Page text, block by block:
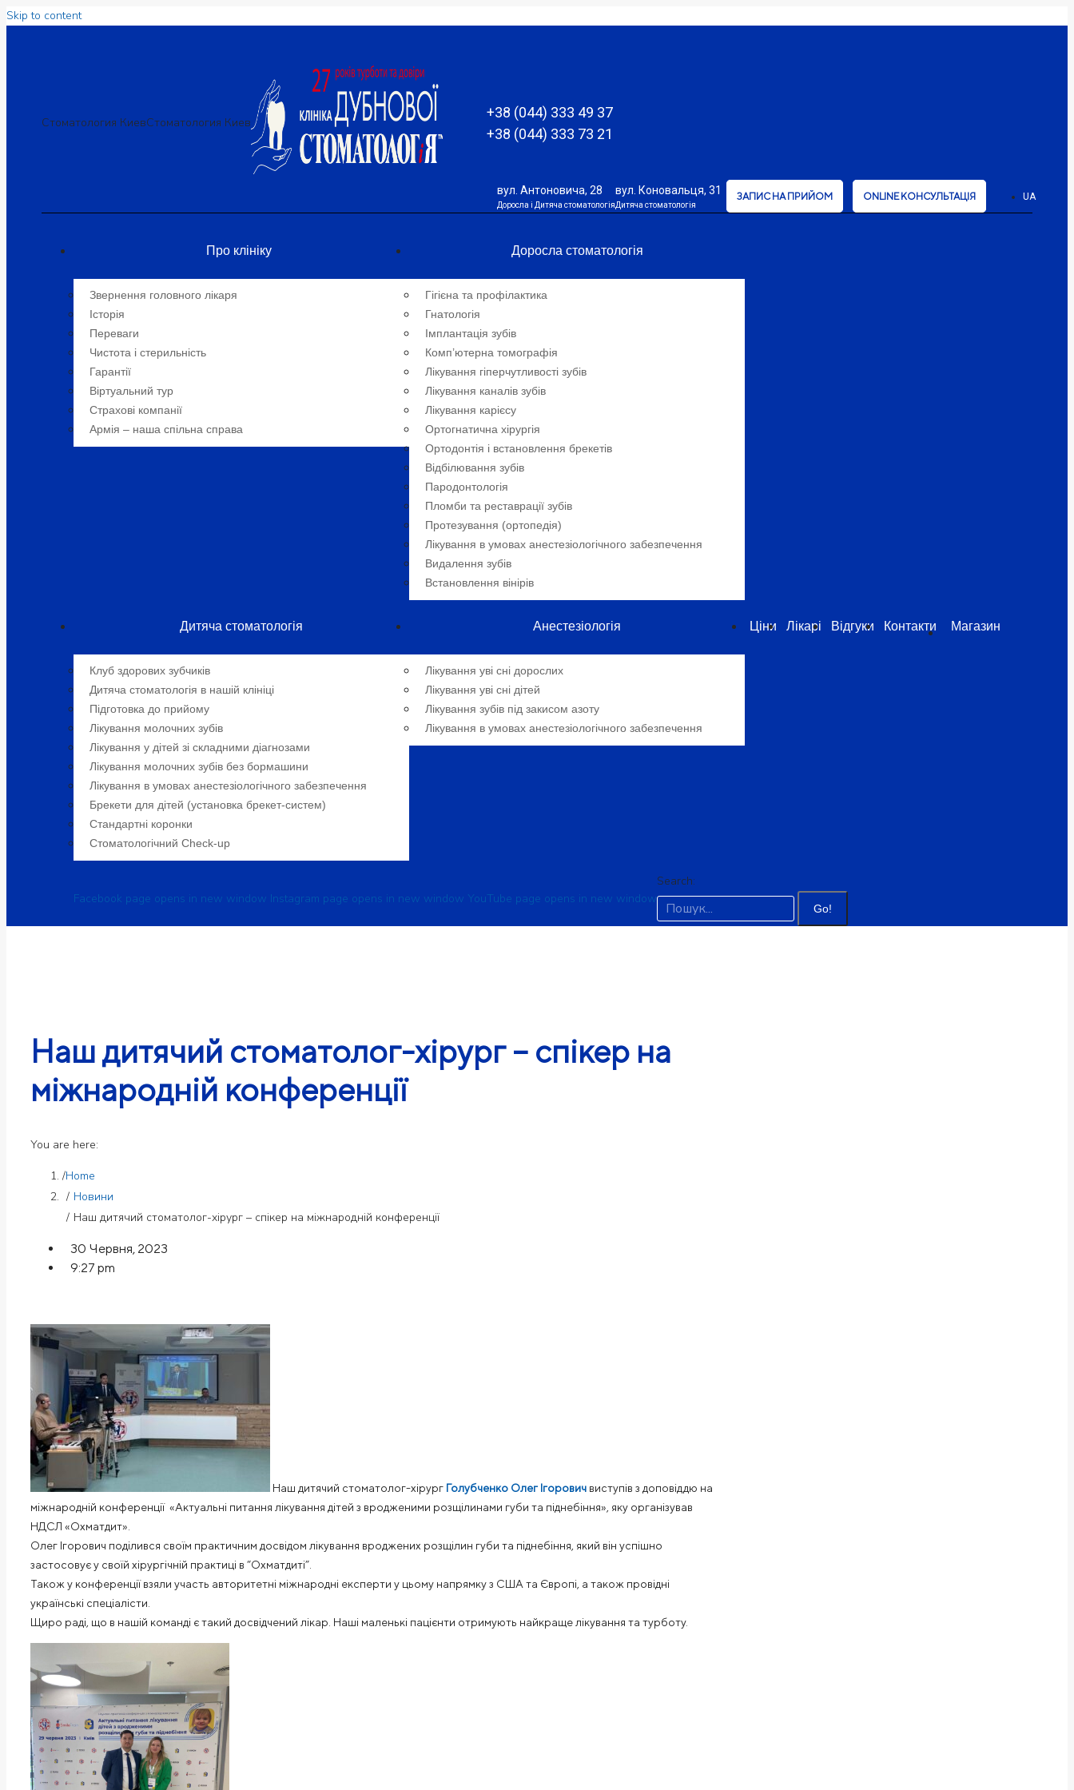
Skip to content
Стоматология КиевСтоматология Киев
+38 (044) 333 49 37
+38 (044) 333 73 21
вул. Антоновича, 28
Доросла і Дитяча стоматологія
вул. Коновальця, 31
Дитяча стоматологія
ЗАПИС НА ПРИЙОМ ONLINE КОНСУЛЬТАЦІЯ UA
Про клініку
Звернення головного лікаря
Історія
Переваги
Чистота і стерильність
Гарантії
Віртуальний тур
Страхові компанії
Армія – наша спільна справа
Доросла стоматологія
Гігієна та профілактика
Гнатологія
Імплантація зубів
Комп’ютерна томографія
Лікування гіперчутливості зубів
Лікування каналів зубів
Лікування карієсу
Ортогнатична хірургія
Ортодонтія і встановлення брекетів
Відбілювання зубів
Пародонтологія
Пломби та реставрації зубів
Протезування (ортопедія)
Лікування в умовах анестезіологічного забезпечення
Видалення зубів
Встановлення вінірів
Дитяча стоматологія
Клуб здорових зубчиків
Дитяча стоматологія в нашій клініці
Підготовка до прийому
Лікування молочних зубів
Лікування у дітей зі складними діагнозами
Лікування молочних зубів без бормашини
Лікування в умовах анестезіологічного забезпечення
Брекети для дітей (установка брекет-систем)
Cтандартні коронки
Стоматологiчний Check-up
Анестезіологія
Лікування уві сні дорослих
Лікування уві сні дітей
Лікування зубів під закисом азоту
Лікування в умовах анестезіологічного забезпечення
Ціни Лікарі Відгуки Контакти Магазин
Facebook page opens in new window Instagram page opens in new window YouTube page opens in new window
Search:
Наш дитячий стоматолог-хірург – спікер на
міжнародній конференції
You are here:
Home
Новини
Наш дитячий стоматолог-хірург – спікер на міжнародній конференції
30 Червня, 2023
9:27 pm
Наш дитячий стоматолог-хірург Голубченко Олег Ігорович виступів з доповіддю на
міжнародній конференції «Актуальні питання лікування дітей з вродженими розщілинами губи та піднебіння», яку організував
НДСЛ «Охматдит».
Олег Ігорович поділився своїм практичним досвідом лікування вроджених розщілин губи та піднебіння, який він успішно
застосовує у своїй хірургічній практиці в “Охматдиті”.
Також у конференції взяли участь авторитетні міжнародні експерти у цьому напрямку з США та Європі, а також провідні
українські спеціалісти.
Щиро раді, що в нашій команді є такий досвідчений лікар. Наші маленькі пацієнти отримують найкраще лікування та турботу.